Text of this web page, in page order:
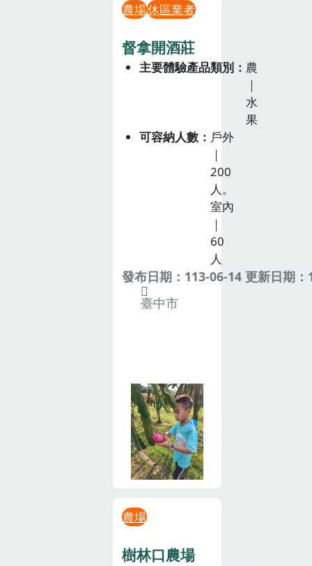
農場休區業者
督拿開酒莊
主要體驗產品類別
農
｜
水
果
可容納人數
戶外
｜
200
人。
室內
｜
60
人
發布日期：113-06-14 更新日期
臺中市
農場
樹林口農場